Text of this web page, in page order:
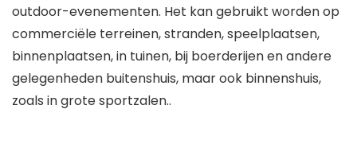
outdoor-evenementen. Het kan gebruikt worden op
commerciële terreinen, stranden, speelplaatsen,
binnenplaatsen, in tuinen, bij boerderijen en andere
gelegenheden buitenshuis, maar ook binnenshuis,
zoals in grote sportzalen..